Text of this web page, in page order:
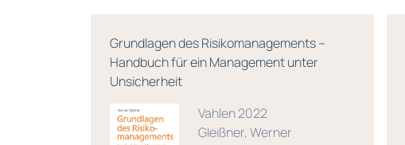
Grundlagen des Risikomanagements –
Handbuch für ein Management unter
Unsicherheit
Vahlen 2022
Gleißner, Werner